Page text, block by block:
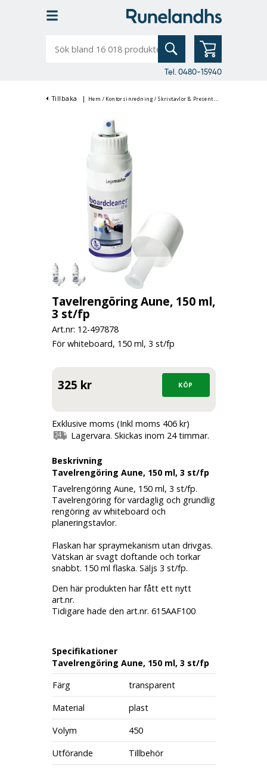
bland
Tel. 0480-15940
Tillbaka | Hem / Kontorsinredning /Skrivtavlor & Presentation
Tavelrengöring Aune, 150 ml,
3 st/fp
Art.nr: 12-497878
För whiteboard, 150 ml, 3 st/fp
325 kr
Exklusive moms (Inkl moms 406 kr)
Lagervara. Skickas inom 24 timmar.
Beskrivning
Tavelrengöring Aune, 150 ml, 3 st/fp
Tavelrengöring Aune, 150 ml, 3 st/fp.
Tavelrengöring för vardaglig och grundlig
rengöring av whiteboard och
planeringstavlor.
Flaskan har spraymekanism utan drivgas.
Vätskan är svagt doftande och torkar
snabbt. 150 ml flaska. Säljs 3 st/fp.
Den här produkten har fått ett nytt
art.nr.
Tidigare hade den art.nr. 615AAF100
Specifikationer
Tavelrengöring Aune, 150 ml, 3 st/fp
Färg
transparent
Material
plast
Volym
450
Utförande
Tillbehör